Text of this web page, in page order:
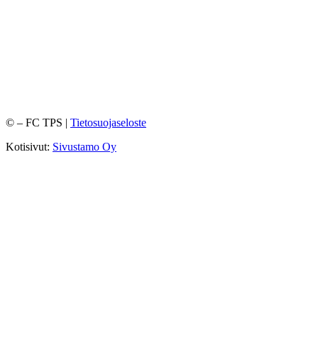
© – FC TPS | Tietosuojaseloste
Kotisivut: Sivustamo Oy